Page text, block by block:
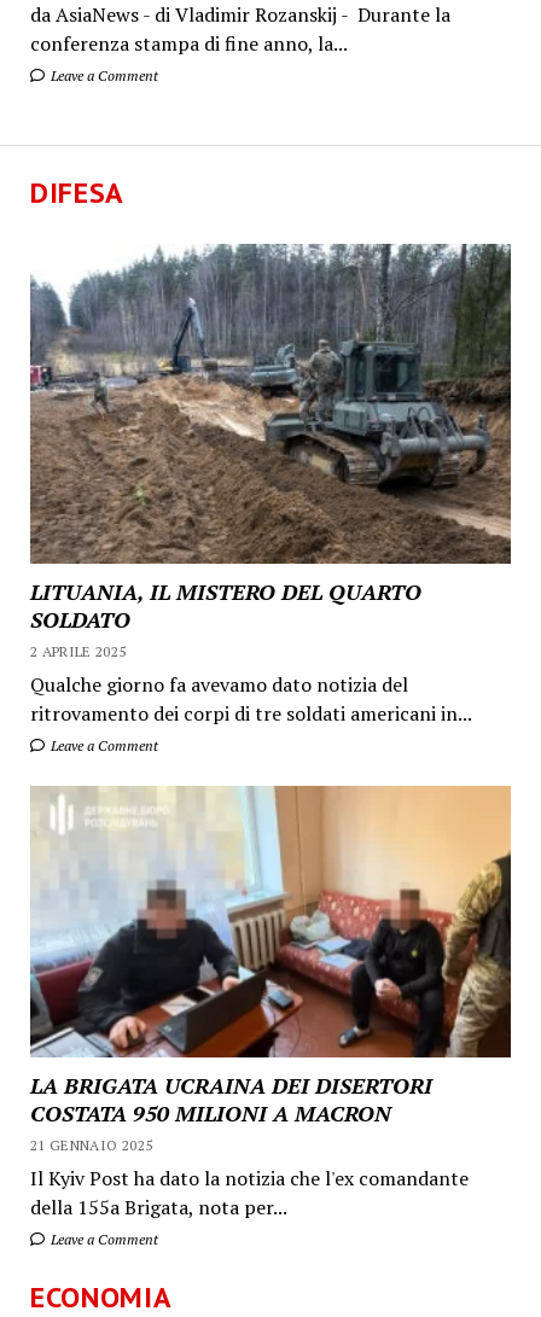
da AsiaNews - di Vladimir Rozanskij - Durante la
conferenza stampa di fine anno, la...
Leave a Comment
DIFESA
LITUANIA, IL MISTERO DEL QUARTO
SOLDATO
2 APRILE 2025
Qualche giorno fa avevamo dato notizia del
ritrovamento dei corpi di tre soldati americani in...
Leave a Comment
LA BRIGATA UCRAINA DEI DISERTORI
COSTATA 950 MILIONI A MACRON
21 GENNAIO 2025
Il Kyiv Post ha dato la notizia che l'ex comandante
della 155a Brigata, nota per...
Leave a Comment
ECONOMIA